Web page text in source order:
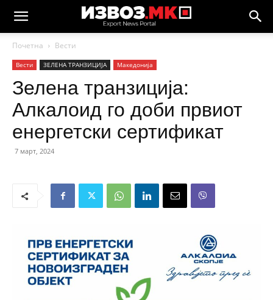
Почетна Вести
Вести ЗЕЛЕНА ТРАНЗИЦИЈА Македонија
Зелена транзиција:
Алкалоид го доби првиот
енергетски сертификат
7 март, 2024